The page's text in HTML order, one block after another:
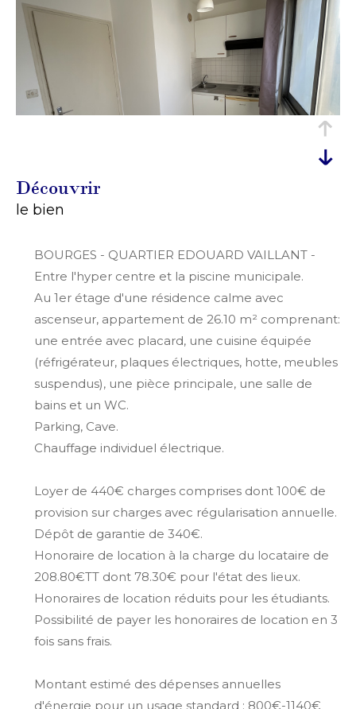
découvrir
le bien
BOURGES - QUARTIER EDOUARD VAILLANT -
Entre l'hyper centre et la piscine municipale.
Au 1er étage d'une résidence calme avec
ascenseur, appartement de 26.10 m² comprenant:
une entrée avec placard, une cuisine équipée
(réfrigérateur, plaques électriques, hotte, meubles
suspendus), une pièce principale, une salle de
bains et un WC.
Parking, Cave.
Chauffage individuel électrique.
Loyer de 440€ charges comprises dont 100€ de
provision sur charges avec régularisation annuelle.
Dépôt de garantie de 340€.
Honoraire de location à la charge du locataire de
208.80€TT dont 78.30€ pour l'état des lieux.
Honoraires de location réduits pour les étudiants.
Possibilité de payer les honoraires de location en 3
fois sans frais.
Montant estimé des dépenses annuelles
d'énergie pour un usage standard : 800€-1140€